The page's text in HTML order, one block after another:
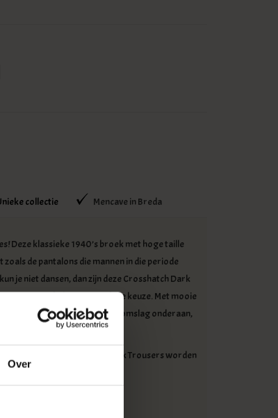
Over
collectie Mencave in Breda
Deze klassieke 1940’s broek met hoge taille
zoals de pantalons die mannen in die periode
je niet dansen, dan zijn deze Crosshatch Dark
een hele comfortabele keuze. Met mooie
over de rechte pijpen, de omslag onderaan,
en de bretelknopen.
Dark Brown Notch Back Trousers worden